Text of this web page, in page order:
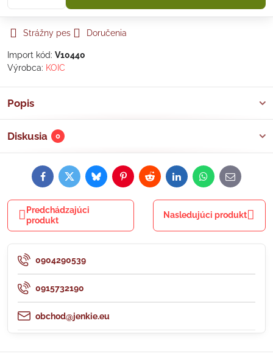
Strážny pes Doručenia
Import kód: V10440
Výrobca: KOIC
Popis
Diskusia 0
FacebookTwitterBlueskyPinterestRedditLinkedInWhatsApp
E-
mail
Predchádzajúci
produkt
Nasledujúci produkt
0904290539
0915732190
obchod@jenkie.eu